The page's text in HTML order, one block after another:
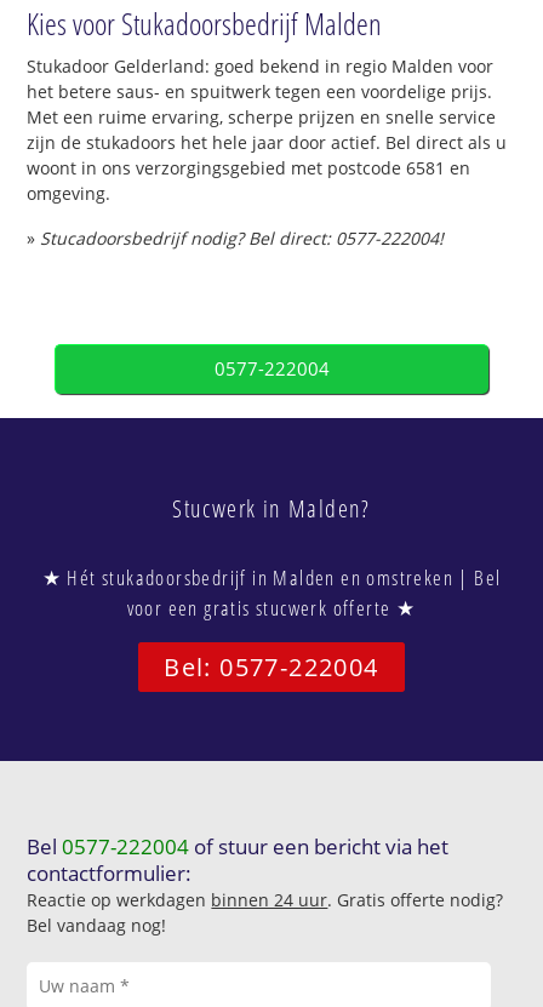
Kies voor Stukadoorsbedrijf Malden
Stukadoor Gelderland: goed bekend in regio Malden voor
het betere saus- en spuitwerk tegen een voordelige prijs.
Met een ruime ervaring, scherpe prijzen en snelle service
zijn de stukadoors het hele jaar door actief. Bel direct als u
woont in ons verzorgingsgebied met postcode 6581 en
omgeving.
» Stucadoorsbedrijf nodig? Bel direct: 0577-222004!
0577-222004
Stucwerk in Malden?
★ Hét stukadoorsbedrijf in Malden en omstreken | Bel
voor een gratis stucwerk offerte ★
Bel: 0577-222004
Bel0577-222004 of stuur een bericht via het
contactformulier:
Reactie op werkdagen binnen 24 uur. Gratis offerte nodig?
Bel vandaag nog!